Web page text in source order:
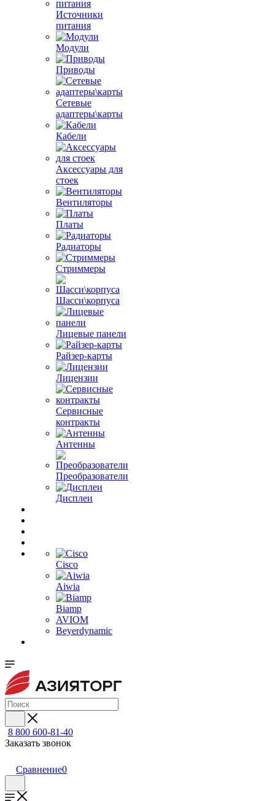
Источники
питания
Модули
Приводы
Сетевые
адаптеры\карты
Кабели
Аксессуары для
стоек
Вентиляторы
Платы
Радиаторы
Стриммеры
Шасси\корпуса
Лицевые панели
Райзер-карты
Лицензии
Сервисные
контракты
Антенны
Преобразователи
Дисплеи
Cisco
Aiwia
Biamp
AVIOM
Beyerdynamic
8 800 600-81-40
Заказать звонок
Сравнение0